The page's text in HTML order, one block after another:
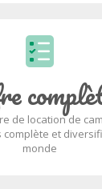
de location de
complète et
monde